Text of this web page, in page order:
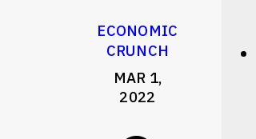
ECONOMIC
CRUNCH
MAR 1,
2022